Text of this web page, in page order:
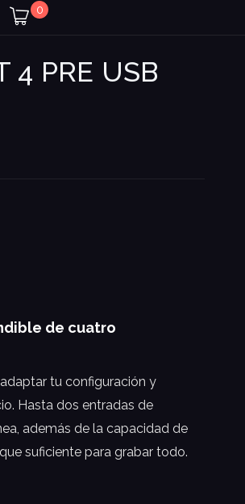
0
4 PRE USB
de cuatro
tu configuración y
Hasta dos entradas de
además de la capacidad de
suficiente para grabar todo.